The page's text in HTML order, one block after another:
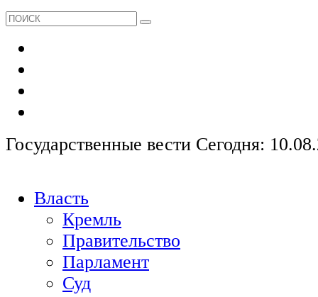
Государственные вести Сегодня:
Власть
Кремль
Правительство
Парламент
Суд